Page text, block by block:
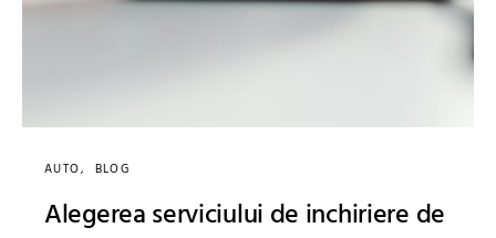
AUTO BLOG
Alegerea serviciului de inchiriere de